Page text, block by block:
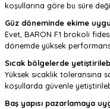
koşullarına göre bu süre
Güz döneminde ekime
Evet, BARON F1 brokoli
dönemde yüksek
Sıcak bölgelerde
Yüksek sıcaklık toleransına
koşullarda güvenle
Baş yapısı pazarlamaya